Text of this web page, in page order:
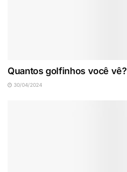
Quantos golfinhos você vê?
30/04/2024